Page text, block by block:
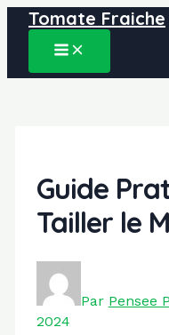
Aller
contenu
Tomate Fraiche
MAIN
MENU
Guide
Tailler le
Par Pensee
2024